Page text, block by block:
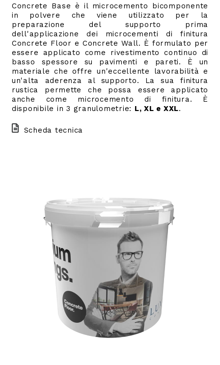
Concrete Base è il microcemento bicomponente
in polvere che viene utilizzato per la
preparazione del supporto prima
dell'applicazione dei microcementi di finitura
Concrete Floor e Concrete Wall. È formulato per
essere applicato come rivestimento continuo di
basso spessore su pavimenti e pareti. È un
materiale che offre un'eccellente lavorabilità e
un'alta aderenza al supporto. La sua finitura
rustica permette che possa essere applicato
anche come microcemento di finitura. È
disponibile in 3 granulometrie: L, XL e XXL.
Scheda tecnica